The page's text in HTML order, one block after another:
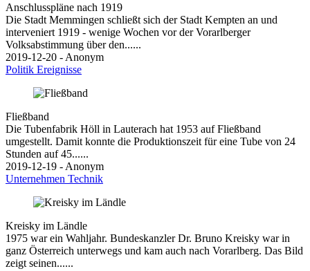
Anschlusspläne nach 1919
Die Stadt Memmingen schließt sich der Stadt Kempten an und
interveniert 1919 - wenige Wochen vor der Vorarlberger
Volksabstimmung über den......
2019-12-20 - Anonym
Politik Ereignisse
Fließband
Die Tubenfabrik Höll in Lauterach hat 1953 auf Fließband
umgestellt. Damit konnte die Produktionszeit für eine Tube von 24
Stunden auf 45......
2019-12-19 - Anonym
Unternehmen Technik
Kreisky im Ländle
1975 war ein Wahljahr. Bundeskanzler Dr. Bruno Kreisky war in
ganz Österreich unterwegs und kam auch nach Vorarlberg. Das Bild
zeigt seinen......